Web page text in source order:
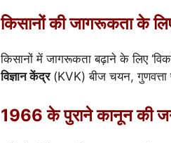
किसानों की जागरूकता के
किसानों में जागरूकता बढ़ाने के लिए
विज्ञान केंद्र(KVK) बीज चयन, गुणवत्ता
1966 के पुराने कानून की